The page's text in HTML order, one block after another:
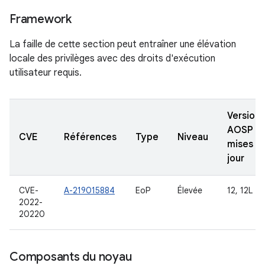
Framework
La faille de cette section peut entraîner une élévation
locale des privilèges avec des droits d'exécution
utilisateur requis.
CVE Références Type Niveau
Versions
AOSP
mises à
jour
CVE-
2022-
20220
A-219015884 EoP Élevée 12, 12L
Composants du noyau